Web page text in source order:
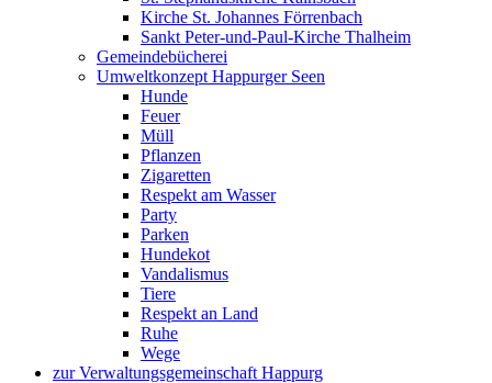
Kirche St. Johannes Förrenbach
Sankt Peter-und-Paul-Kirche Thalheim
Gemeindebücherei
Umweltkonzept Happurger Seen
Hunde
Feuer
Müll
Pflanzen
Zigaretten
Respekt am Wasser
Party
Parken
Hundekot
Vandalismus
Tiere
Respekt an Land
Ruhe
Wege
zur Verwaltungsgemeinschaft Happurg